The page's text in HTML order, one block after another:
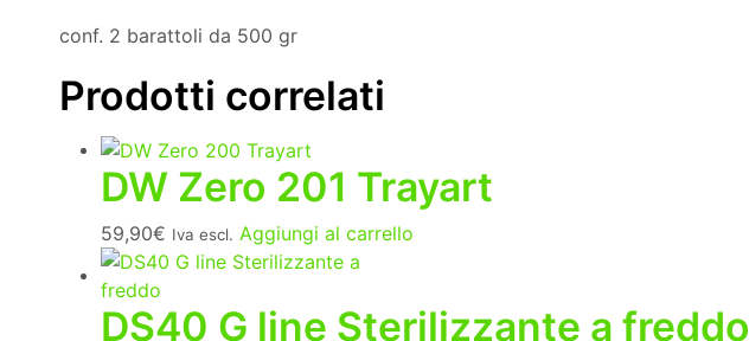
conf. 2 barattoli da 500 gr
Prodotti correlati
DW Zero 201 Trayart
59,90€ Iva escl. Aggiungi al carrello
DS40 G line Sterilizzante a freddo